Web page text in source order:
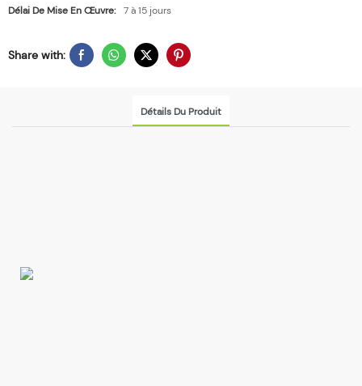
Délai De Mise En Œuvre:
7 à 15 jours
Share with:
Détails Du Produit